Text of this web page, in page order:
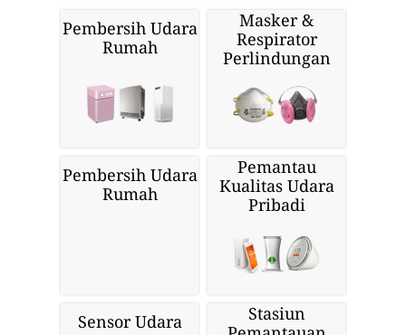
Pembersih Udara
Rumah
Masker &
Respirator
Perlindungan
Pembersih Udara
Rumah
Pemantau
Kualitas Udara
Pribadi
Sensor Udara
Stasiun